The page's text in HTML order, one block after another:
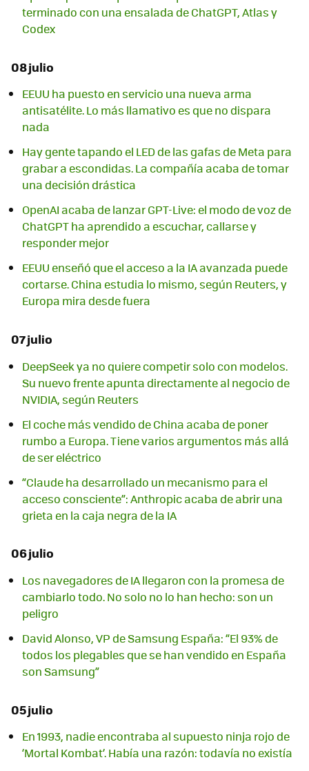
terminado con una ensalada de ChatGPT, Atlas y
Codex
08 julio
EEUU ha puesto en servicio una nueva arma
antisatélite. Lo más llamativo es que no dispara
nada
Hay gente tapando el LED de las gafas de Meta para
grabar a escondidas. La compañía acaba de tomar
una decisión drástica
OpenAI acaba de lanzar GPT-Live: el modo de voz de
ChatGPT ha aprendido a escuchar, callarse y
responder mejor
EEUU enseñó que el acceso a la IA avanzada puede
cortarse. China estudia lo mismo, según Reuters, y
Europa mira desde fuera
07 julio
DeepSeek ya no quiere competir solo con modelos.
Su nuevo frente apunta directamente al negocio de
NVIDIA, según Reuters
El coche más vendido de China acaba de poner
rumbo a Europa. Tiene varios argumentos más allá
de ser eléctrico
“Claude ha desarrollado un mecanismo para el
acceso consciente”: Anthropic acaba de abrir una
grieta en la caja negra de la IA
06 julio
Los navegadores de IA llegaron con la promesa de
cambiarlo todo. No solo no lo han hecho: son un
peligro
David Alonso, VP de Samsung España: “El 93% de
todos los plegables que se han vendido en España
son Samsung”
05 julio
En 1993, nadie encontraba al supuesto ninja rojo de
‘Mortal Kombat’. Había una razón: todavía no existía